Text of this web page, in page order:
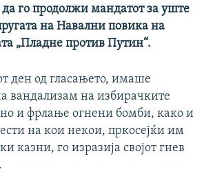
го продолжи мандатот за уште
на Навални повика на
„Пладне против Путин“.
ден од гласањето, имаше
вандализам на избирачките
и фрлање огнени бомби, како и
на кои некои, пркосејќи им
казни, го изразија својот гнев